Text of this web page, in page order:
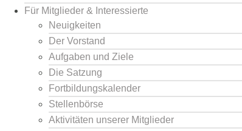
Für Mitglieder & Interessierte
Neuigkeiten
Der Vorstand
Aufgaben und Ziele
Die Satzung
Fortbildungskalender
Stellenbörse
Aktivitäten unserer Mitglieder